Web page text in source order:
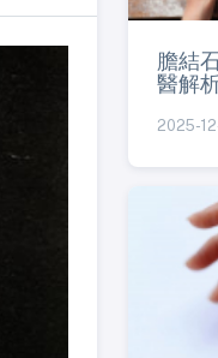
膽結
醫解
2025-